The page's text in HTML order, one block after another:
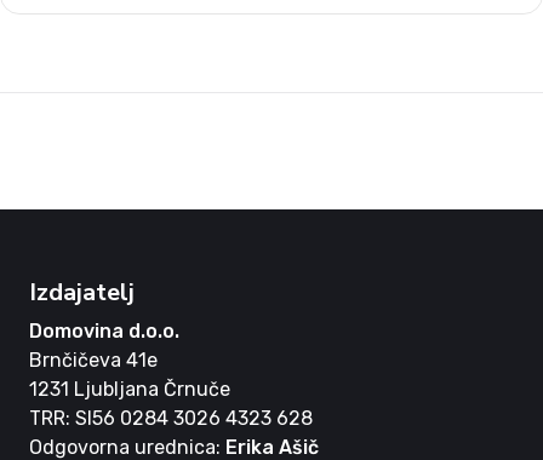
Izdajatelj
Domovina d.o.o.
Brnčičeva 41e
1231 Ljubljana Črnuče
TRR: SI56 0284 3026 4323 628
Odgovorna urednica: Erika Ašič